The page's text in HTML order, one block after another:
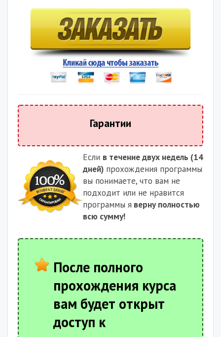
Гарантии
Если в течение двух недель (14
дней) прохождения программы
вы понимаете, что вам не
подходит или не нравится
программы я верну полностью
всю сумму!
После полного
прохождения курса
вам будет открыт
доступ к